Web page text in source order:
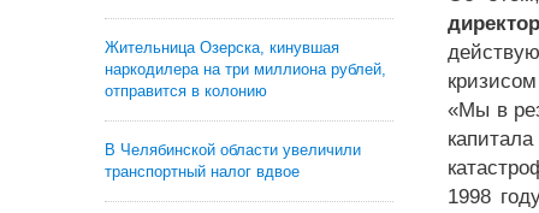
Жительница Озерска, кинувшая
наркодилера на три миллиона рублей,
отправится в колонию
В Челябинской области увеличили
транспортный налог вдвое
«Мы в
1998